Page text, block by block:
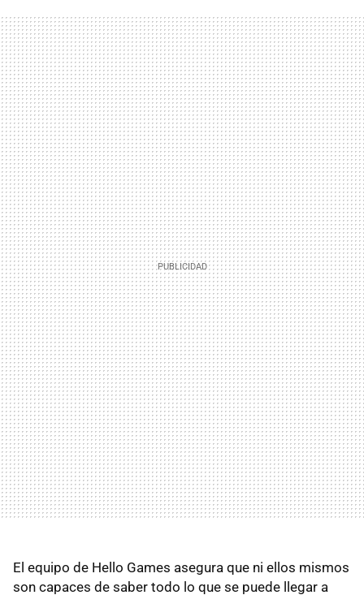
El equipo de Hello Games asegura que ni ellos mismos
son capaces de saber todo lo que se puede llegar a